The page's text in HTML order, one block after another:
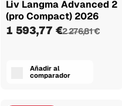
Liv Langma Advanced 2
(pro Compact) 2026
1 593,77 €2 276,81 €
Añadir al
comparador